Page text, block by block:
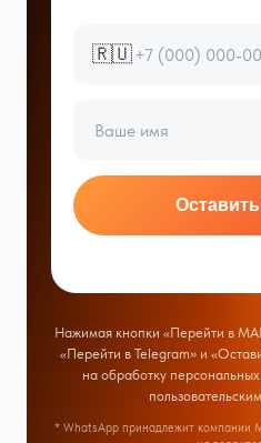
🇷🇺
Оставить
Нажимая кнопки «Перейти в
«Перейти в Telegram» и
на обработку
* WhatsApp принадлежит компании